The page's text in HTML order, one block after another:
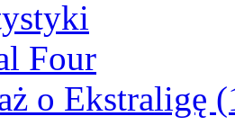
Four
o Ekstraligę